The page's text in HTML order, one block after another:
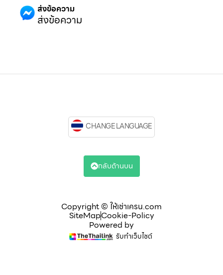
ส่งข้อความ
ส่งข้อความ
Copyright © ให้เช่าเครน.com
SiteMapCookie-Policy
Powered by
รับทำเว็บไซต์
CHANGE LANGUAGE
กลับด้านบน